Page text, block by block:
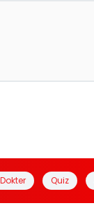
Quiz